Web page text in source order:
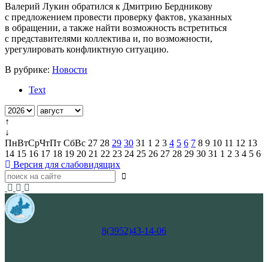
Валерий Лукин обратился к Дмитрию Бердникову
с предложением провести проверку фактов, указанных
в обращении, а также найти возможность встретиться
с представителями коллектива и, по возможности,
урегулировать конфликтную ситуацию.
В рубрике: Новости
Text
↑
↓
ПнВтСрЧтПт СбВс 27 28 29 30 31 1 2 3 4 5 6 7 8 9 10 11 12 13
14 15 16 17 18 19 20 21 22 23 24 25 26 27 28 29 30 31 1 2 3 4 5 6
Версия для слабовидящих
8(3952)43-14-06